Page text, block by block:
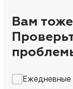
Вам
Ежедневные